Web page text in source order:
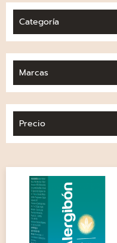
Categoría
Marcas
Precio